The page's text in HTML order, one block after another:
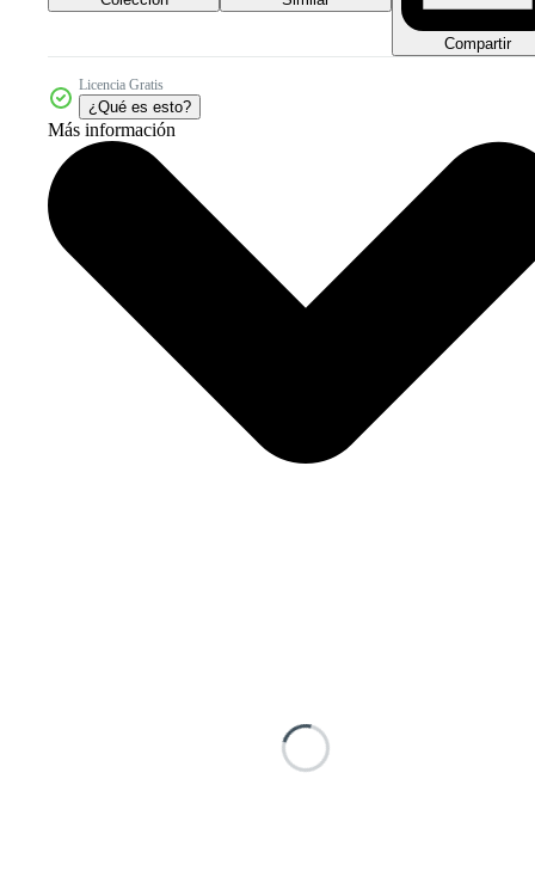
Compartir
Licencia Gratis
¿Qué es esto?
Más información